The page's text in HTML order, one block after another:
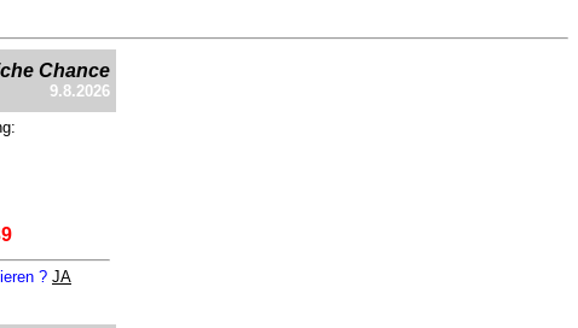
Chance
9.8.2026
? JA